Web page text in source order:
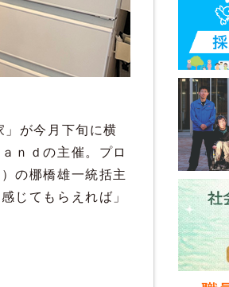
が今月下旬に横
ｎｄの主催。プロ
の梛橋雄一統括主
じてもらえれば」